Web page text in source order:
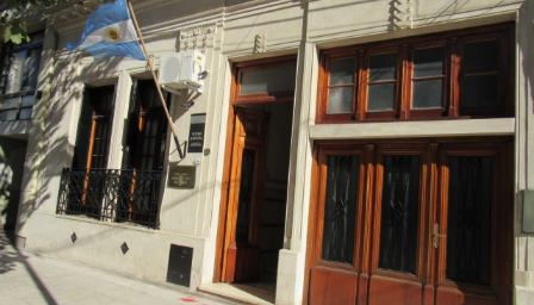
Suscribirme gratis